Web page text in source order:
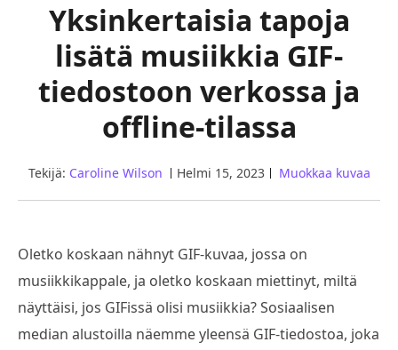
Yksinkertaisia tapoja
lisätä musiikkia GIF-
tiedostoon verkossa ja
offline-tilassa
Tekijä: Caroline Wilson Helmi 15, 2023 Muokkaa kuvaa
Oletko koskaan nähnyt GIF-kuvaa, jossa on
musiikkikappale, ja oletko koskaan miettinyt, miltä
näyttäisi, jos GIFissä olisi musiikkia? Sosiaalisen
median alustoilla näemme yleensä GIF-tiedostoa, joka